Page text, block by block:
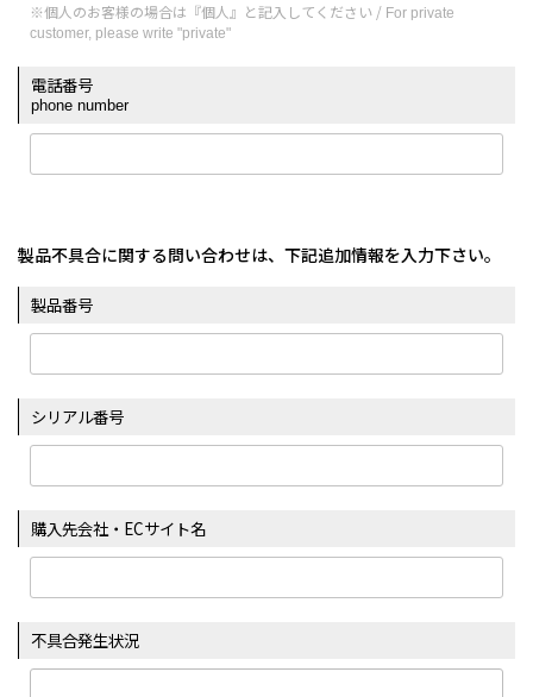
※個人のお客様の場合は『個人』と記入してください / For private
customer, please write "private"
電話番号
phone number
製品不具合に関する問い合わせは、下記追加情報を入力下さい。
製品番号
シリアル番号
購入先会社・ECサイト名
不具合発生状況